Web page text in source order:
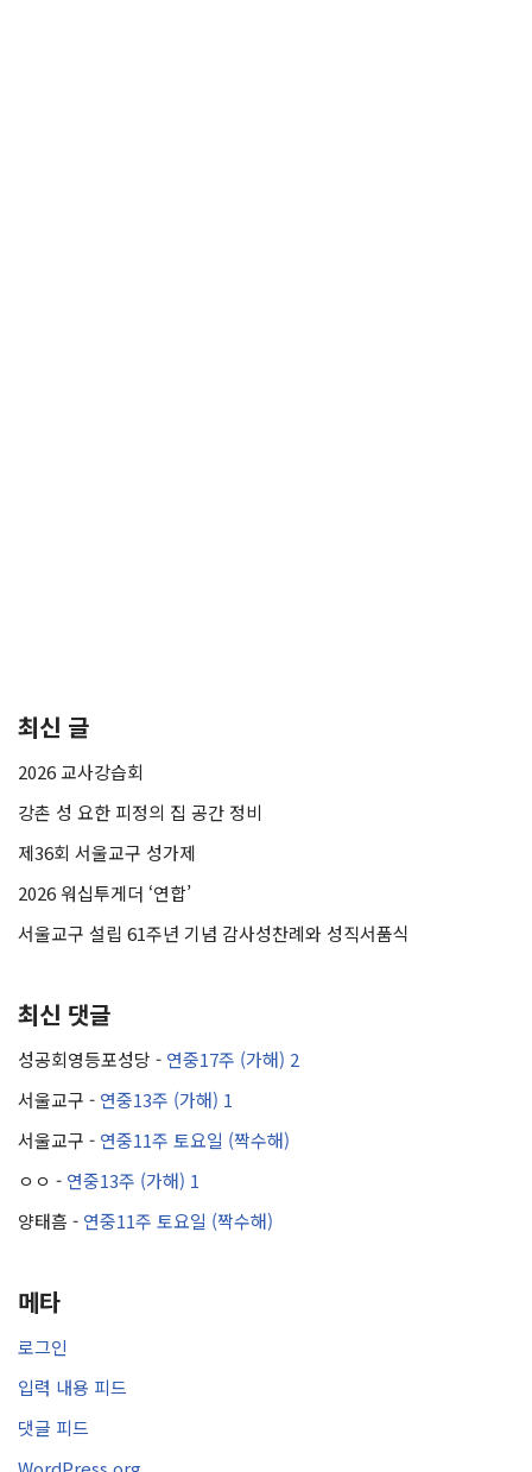
최신 글
2026 교사강습회
강촌 성 요한 피정의 집 공간 정비
제36회 서울교구 성가제
2026 워십투게더 ‘연합’
서울교구 설립 61주년 기념 감사성찬례와 성직서품식
최신 댓글
성공회영등포성당 - 연중17주 (가해) 2
서울교구 - 연중13주 (가해) 1
서울교구 - 연중11주 토요일 (짝수해)
ㅇㅇ - 연중13주 (가해) 1
양태흠 - 연중11주 토요일 (짝수해)
메타
로그인
입력 내용 피드
댓글 피드